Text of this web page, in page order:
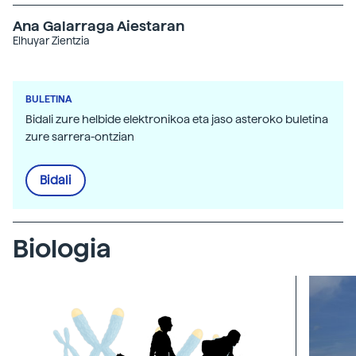
Ana Galarraga Aiestaran
Elhuyar Zientzia
BULETINA
Bidali zure helbide elektronikoa eta jaso asteroko buletina
zure sarrera-ontzian
Bidali
Biologia